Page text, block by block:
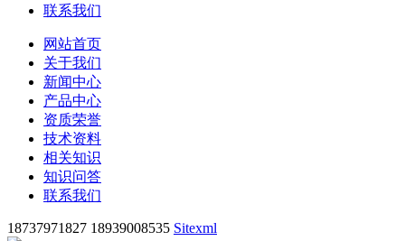
联系我们
网站首页
关于我们
新闻中心
产品中心
资质荣誉
技术资料
相关知识
知识问答
联系我们
18737971827 18939008535 Sitexml